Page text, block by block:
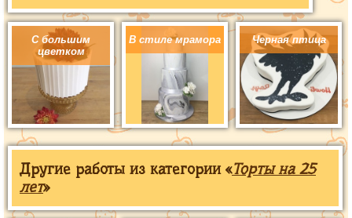
С большим
цветком
В стиле мрамора Черная птица
Другие работы из категории «Торты на 25
лет»